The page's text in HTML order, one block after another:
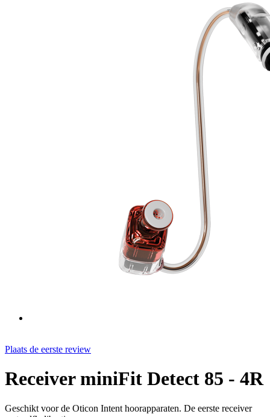
Plaats de eerste review
Receiver miniFit Detect 85 - 4R
Geschikt voor de Oticon Intent hoorapparaten. De eerste receiver